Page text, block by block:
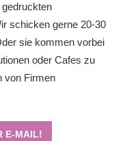
schicken gerne 20-30
sie kommen vorbei
oder Cafes zu
von Firmen
E-MAIL!